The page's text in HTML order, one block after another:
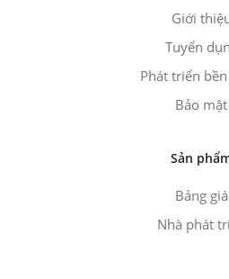
Giới
Tuyển
Phát triển
Bảo mật
Sản
Bảng giá
Nhà phát